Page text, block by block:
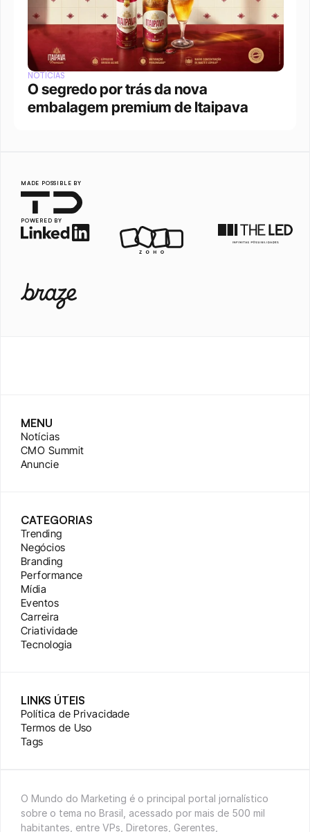
NOTÍCIAS
O segredo por trás da nova
embalagem premium de Itaipava
MADE POSSIBLE BY
POWERED BY
MENU
Notícias
CMO Summit
Anuncie
CATEGORIAS
Trending
Negócios
Branding
Performance
Mídia
Eventos
Carreira
Criatividade
Tecnologia
LINKS ÚTEIS
Política de Privacidade
Termos de Uso
Tags
O Mundo do Marketing é o principal portal jornalístico
sobre o tema no Brasil, acessado por mais de 500 mil
habitantes, entre VPs, Diretores, Gerentes,